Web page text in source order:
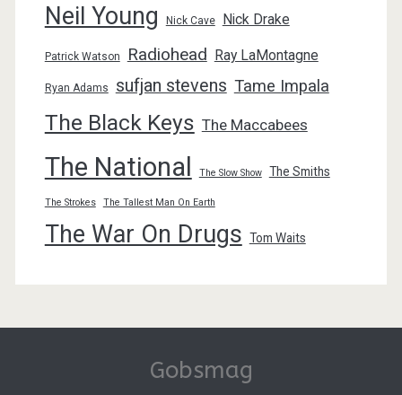
Neil Young Nick Cave Nick Drake
Patrick Watson Radiohead Ray LaMontagne
Ryan Adams sufjan stevens Tame Impala
The Black Keys The Maccabees
The National The Slow Show The Smiths
The Strokes The Tallest Man On Earth
The War On Drugs Tom Waits
Gobsmag